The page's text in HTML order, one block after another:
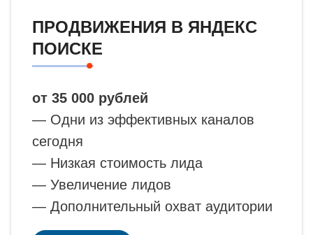
ПРОДВИЖЕНИЯ В ЯНДЕКС
ПОИСКЕ
от 35 000 рублей
— Одни из эффективных каналов
сегодня
— Низкая стоимость лида
— Увеличение лидов
— Дополнительный охват аудитории